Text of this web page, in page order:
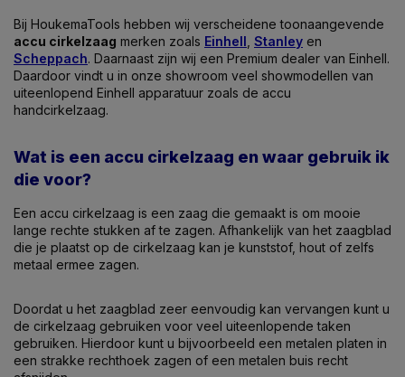
Bij HoukemaTools hebben wij verscheidene toonaangevende
accu cirkelzaag merken zoals Einhell Stanley en
Scheppach. Daarnaast zijn wij een Premium dealer van Einhell.
Daardoor vindt u in onze showroom veel showmodellen van
uiteenlopend Einhell apparatuur zoals de accu
handcirkelzaag.
Wat is een accu cirkelzaag en waar gebruik ik
die voor?
Een accu cirkelzaag is een zaag die gemaakt is om mooie
lange rechte stukken af te zagen. Afhankelijk van het zaagblad
die je plaatst op de cirkelzaag kan je kunststof, hout of zelfs
metaal ermee zagen.
Doordat u het zaagblad zeer eenvoudig kan vervangen kunt u
de cirkelzaag gebruiken voor veel uiteenlopende taken
gebruiken. Hierdoor kunt u bijvoorbeeld een metalen platen in
een strakke rechthoek zagen of een metalen buis recht